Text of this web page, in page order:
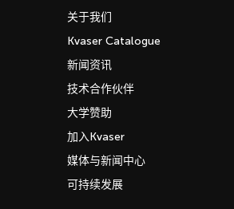
关于我们
Kvaser Catalogue
新闻资讯
技术合作伙伴
大学赞助
加入Kvaser
媒体与新闻中心
可持续发展